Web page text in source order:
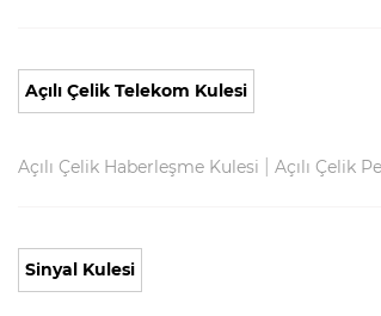
Açılı Çelik Telekom Kulesi
Açılı Çelik Haberleşme Kulesi Açılı Çelik
Sinyal Kulesi